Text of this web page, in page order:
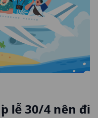
lễ 30/4 nên đi